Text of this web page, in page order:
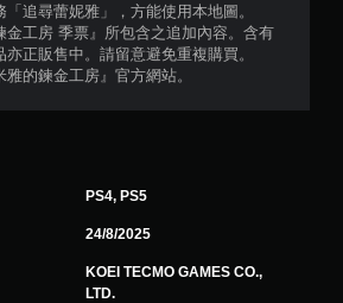
追尋蕾妮雅」，方能使用本地圖。
工房 季票』所包含之追加內容。含有
正販售中。請留意避免重複購買。
的鍊金工房』官方網站。
PS4, PS5
24/8/2025
KOEI TECMO GAMES CO.,
LTD.